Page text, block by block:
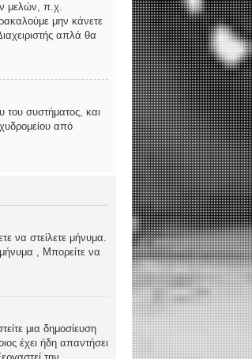
μελών, π.χ.
μην κάνετε
απλά θα
του συστήματος, και
από
να στείλετε μήνυμα.
, Μπορείτε να
μια δημοσίευση
έχει ήδη απαντήσει